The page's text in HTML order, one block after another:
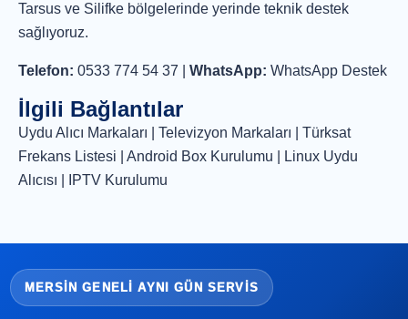
Tarsus ve Silifke bölgelerinde yerinde teknik destek
sağlıyoruz.
Telefon: 0533 774 54 37 WhatsApp: WhatsApp Destek
İlgili Bağlantılar
Uydu Alıcı Markaları Televizyon Markaları
Türksat
Frekans Listesi
Android Box Kurulumu
Linux Uydu
Alıcısı
IPTV Kurulumu
MERSIN GENELI AYNI GÜN SERVIS